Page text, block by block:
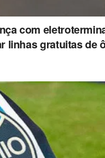
de
Odonto-Médico-
vaga
com
linhas gratuitas de